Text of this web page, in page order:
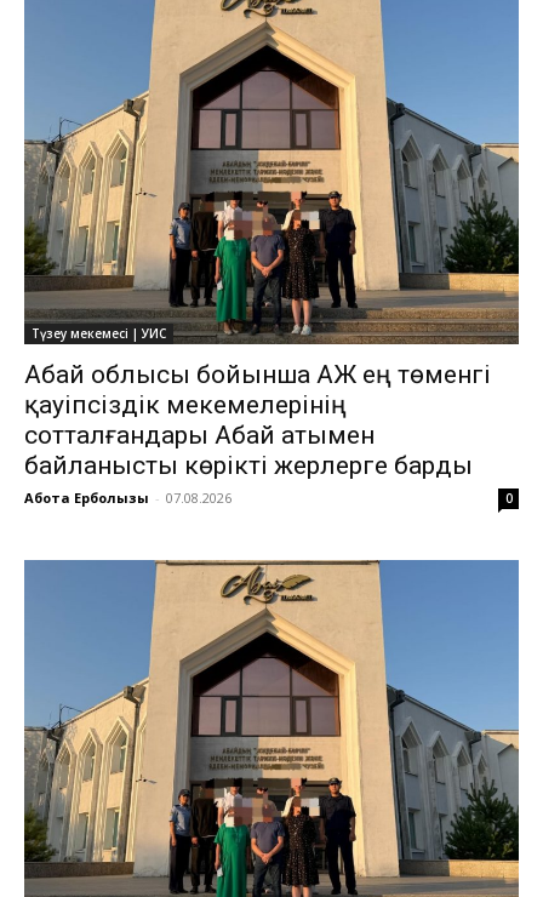
Түзеу мекемесі | УИС
Абай облысы бойынша ҚАЖ ең төменгі
қауіпсіздік мекемелерінің
сотталғандары Абай атымен
байланысты көрікті жерлерге барды
Ақбота Ерболқызы - 07.08.2026 0